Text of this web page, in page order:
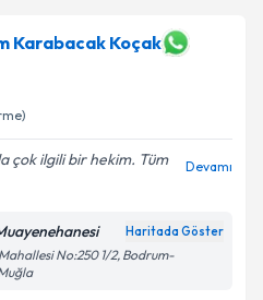
Karabacak Koçak
çok ilgili bir hekim. Tüm
Devamı
Haritada Göster
No:250 1/2, Bodrum-